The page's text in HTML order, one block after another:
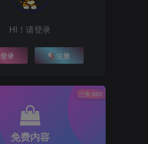
HI！请登录
登录 注册
免费内容
已售 860